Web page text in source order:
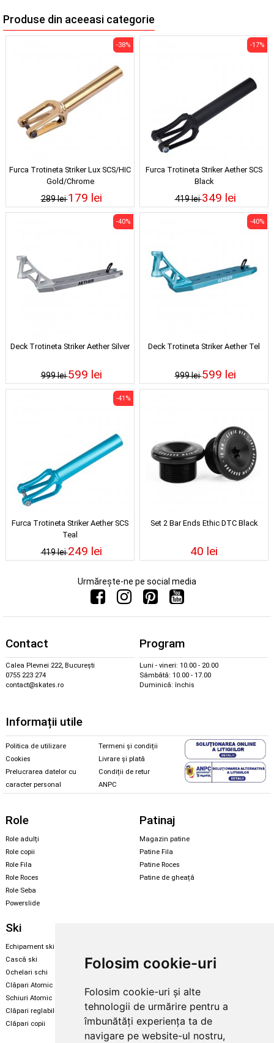
Folosim cookie-uri
Folosim cookie-uri și alte
tehnologii de urmărire pentru a
îmbunătăți experiența ta de
navigare pe website-ul nostru,
Produse din aceeasi categorie
Furca Trotineta Striker Lux SCS/HIC
Gold/Chrome
289 lei
-38%
179 lei
Furca Trotineta Striker Aether SCS
Black
419 lei
-17%
349 lei
Deck Trotineta Striker Aether Silver
999 lei
-40%
599 lei
Deck Trotineta Striker Aether Tel
999 lei
-40%
599 lei
Furca Trotineta Striker Aether SCS
Teal
419 lei
-41%
249 lei
Set 2 Bar Ends Ethic DTC Black
40 lei
Urmărește-ne pe social media
Contact
Calea Plevnei 222, București
0755 223 274
contact@skates.ro
Program
Luni - vineri: 10.00 - 20.00
Sâmbătă: 10.00 - 17.00
Duminică: închis
Informații utile
Politica de utilizare
Cookies
Prelucrarea datelor cu
caracter personal
Termeni și condiții
Livrare și plată
Condiții de retur
ANPC
Role
Role adulți
Role copii
Role Fila
Role Roces
Role Seba
Powerslide
Patinaj
Magazin patine
Patine Fila
Patine Roces
Patine de gheață
Ski
Echipament ski
Cască ski
Ochelari schi
Clăpari Atomic
Schiuri Atomic
Clăpari reglabili
Clăpari copii
Echipament snowboard
Skate & longboard
Santa Cruz
Enuff Skateboards